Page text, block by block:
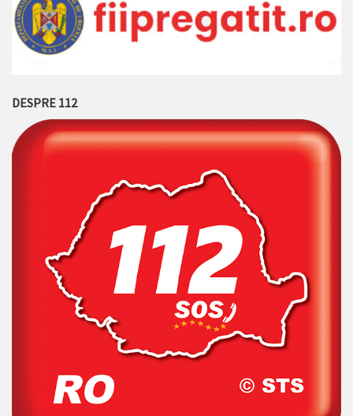
DESPRE 112